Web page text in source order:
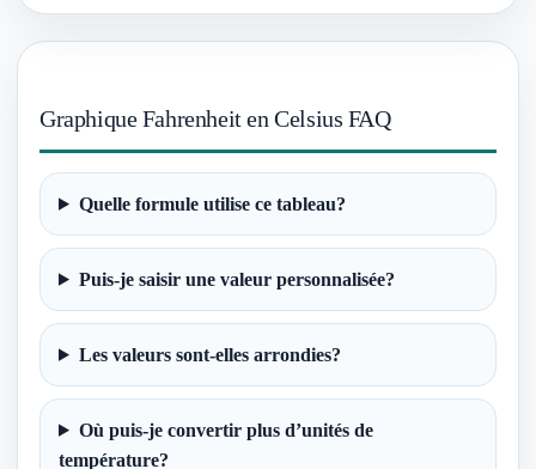
Graphique Fahrenheit en Celsius FAQ
Quelle formule utilise ce tableau?
Puis-je saisir une valeur personnalisée?
Les valeurs sont-elles arrondies?
Où puis-je convertir plus d’unités de
température?